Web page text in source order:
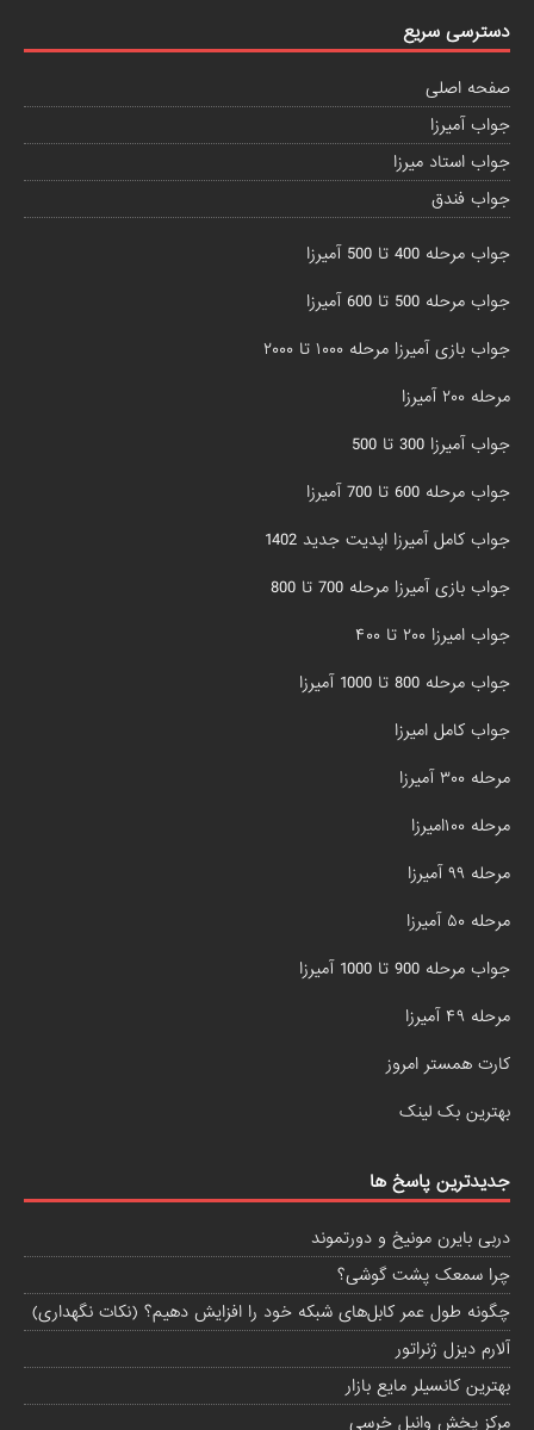
دسترسی سریع
صفحه اصلی
جواب آمیرزا
جواب استاد میرزا
جواب فندق
جواب مرحله 400 تا 500 آمیرزا
جواب مرحله 500 تا 600 آمیرزا
جواب بازی آمیرزا مرحله ۱۰۰۰ تا ۲۰۰۰
مرحله ۲۰۰ آمیرزا
جواب آمیرزا 300 تا 500
جواب مرحله 600 تا 700 آمیرزا
جواب کامل آمیرزا اپدیت جدید 1402
جواب بازی آمیرزا مرحله 700 تا 800
جواب امیرزا ۲۰۰ تا ۴۰۰
جواب مرحله 800 تا 1000 آمیرزا
جواب کامل امیرزا
مرحله ۳۰۰ آمیرزا
مرحله ۱۰۰امیرزا
مرحله ۹۹ آمیرزا
مرحله ۵۰ آمیرزا
جواب مرحله 900 تا 1000 آمیرزا
مرحله ۴۹ آمیرزا
کارت همستر امروز
بهترین بک لینک
جدیدترین پاسخ ها
دربی بایرن مونیخ و دورتموند
چرا سمعک پشت گوشی؟
چگونه طول عمر کابل‌های شبکه خود را افزایش دهیم؟ (نکات نگهداری)
آلارم دیزل ژنراتور
بهترین کانسیلر مایع بازار
مرکز پخش وانیل خرسی